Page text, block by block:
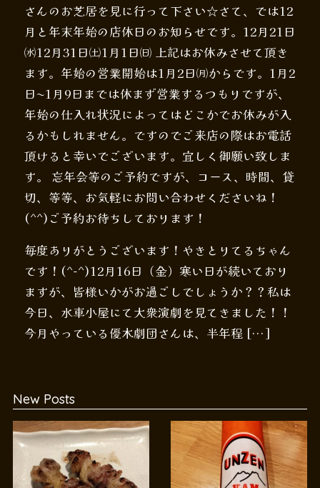
さんのお芝居を見に行って下さい☆さて、では12
月と年末年始の店休日のお知らせです。12月21日
㈬12月31日㈯1月1日㈰ 上記はお休みさせて頂き
ます。年始の営業開始は1月2日㈪からです。1月2
日〜1月9日までは休まず営業するつもりですが、
年始の仕入れ状況によってはどこかでお休みが入
るかもしれません。ですのでご来店の際はお電話
頂けると幸いでございます。宜しく御願い致しま
す。 忘年会等のご予約ですが、コース、時間、貸
切、等等、お気軽にお問い合わせくださいね！
(^^)ご予約お待ちしております！
毎度ありがとうございます！やきとりてるちゃん
です！(^-^)12月16日（金）寒い日が続いており
ますが、皆様いかがお過ごしでしょうか？？私は
今日、水車小屋にて大衆演劇を見てきました！！
今月やっている優木劇団さんは、半年程 […]
New Posts